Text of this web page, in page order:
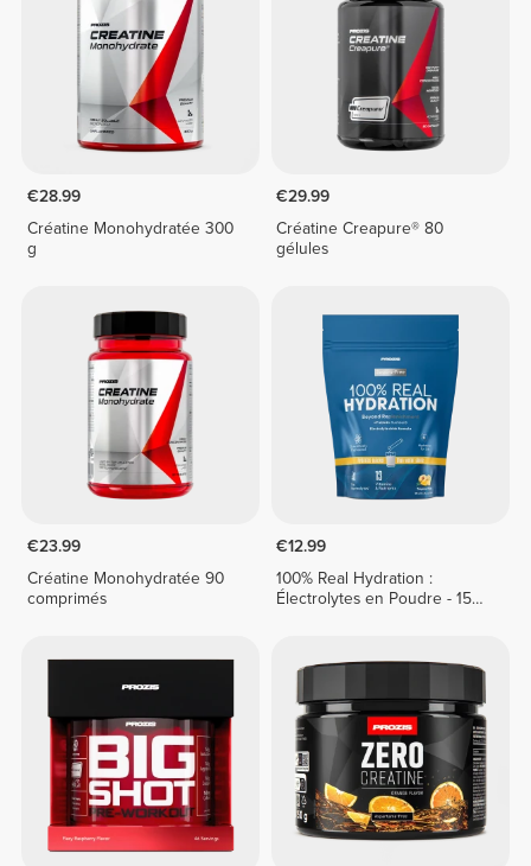
€28.99
Créatine Monohydratée 300
g
€29.99
Créatine Creapure® 80
gélules
€23.99
Créatine Monohydratée 90
comprimés
€12.99
100% Real Hydration :
Électrolytes en Poudre - 15